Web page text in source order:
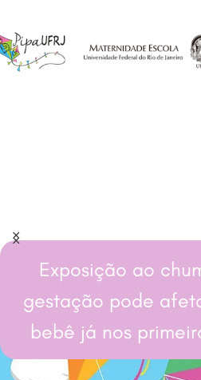
Exposição ao
gestação pode
bebê já nos